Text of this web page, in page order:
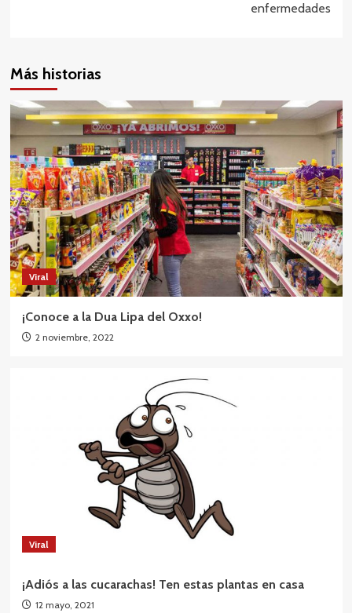
enfermedades
Más historias
Viral
¡Conoce a la Dua Lipa del Oxxo!
2 noviembre, 2022
Viral
¡Adiós a las cucarachas! Ten estas plantas en casa
12 mayo, 2021